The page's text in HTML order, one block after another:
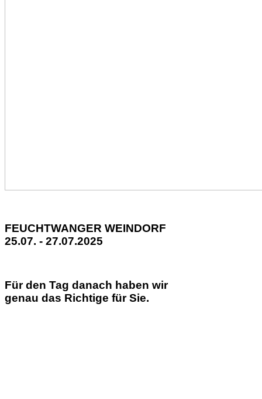
FEUCHTWANGER WEINDORF
25.07. - 27.07.2025
Für den Tag danach haben wir
genau das Richtige für Sie.